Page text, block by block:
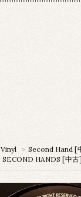
Vinyl > Second Hand
SECOND HANDS [中古]